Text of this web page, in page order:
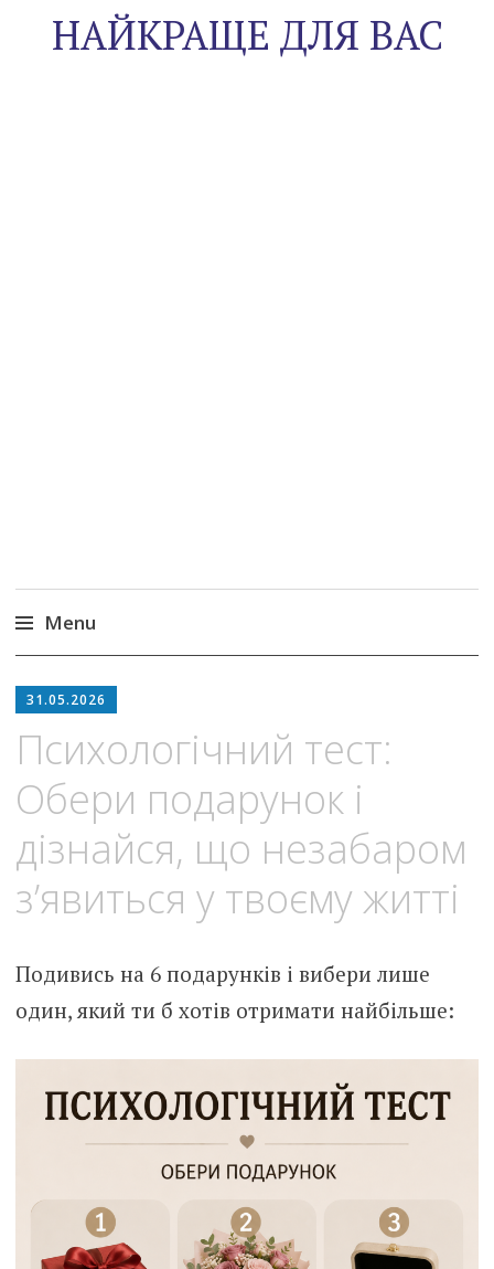
НАЙКРАЩЕ ДЛЯ ВАС
Menu
to
31.05.2026
Психологічний тест:
Обери подарунок і
дізнайся, що незабаром
з’явиться у твоєму житті
Подивись на 6 подарунків і вибери лише
один, який ти б хотів отримати найбільше: